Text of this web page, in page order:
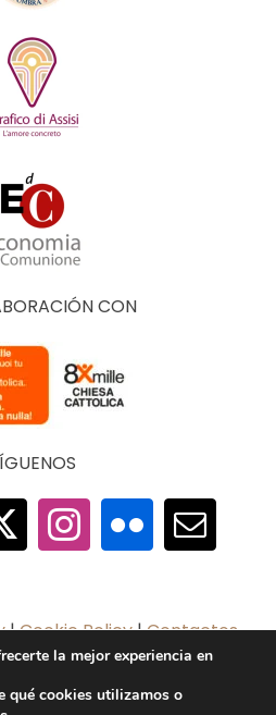
CON
|Cookie Policy|Contactos
of Francesco Foundation |
la mejor experiencia en
qué cookies utilizamos o